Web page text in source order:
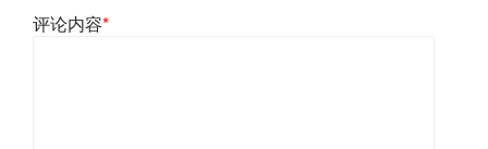
评论内容*